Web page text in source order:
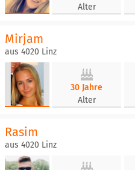
Alter
Mirjam
aus 4020 Linz
30 Jahre
Alter
Rasim
aus 4020 Linz